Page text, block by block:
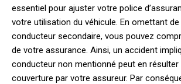
essentiel pour ajuster votre police
votre utilisation du véhicule. En omettant
conducteur secondaire, vous pouvez
de votre assurance. Ainsi, un accident
conducteur non mentionné peut en
couverture par votre assureur. Par